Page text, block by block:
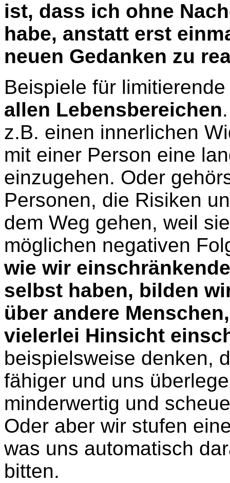
ist, dass ich ohne
habe, anstatt erst
neuen Gedanken zu
Beispiele für
allen Lebensbereichen
z.B. einen innerlichen
mit einer Person eine
einzugehen. Oder
Personen, die Risiken
dem Weg gehen, weil
möglichen negativen
wie wir
selbst haben, bilden
über andere
vielerlei Hinsicht
beispielsweise denken,
fähiger und uns
minderwertig und
Oder aber wir stufen
was uns automatisch
bitten.